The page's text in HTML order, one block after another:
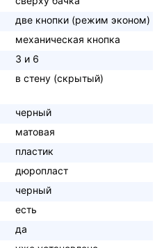
две кнопки (режим эконом)
механическая кнопка
3 и 6
в стену (скрытый)
черный
матовая
пластик
дюропласт
черный
есть
да